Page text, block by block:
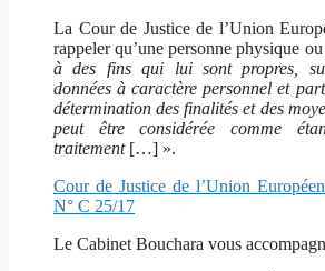
La Cour de Justice de l’Union
rappeler qu’une personne physique
à des fins qui lui sont propres,
données à caractère personnel et
détermination des finalités et des
peut être considérée comme
traitement […] ».
Cour de Justice de l’Union
N° C 25/17
Le Cabinet Bouchara vous